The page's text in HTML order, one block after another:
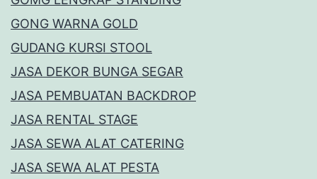
GONG WARNA GOLD
GUDANG KURSI STOOL
JASA DEKOR BUNGA SEGAR
JASA PEMBUATAN BACKDROP
JASA RENTAL STAGE
JASA SEWA ALAT CATERING
JASA SEWA ALAT PESTA